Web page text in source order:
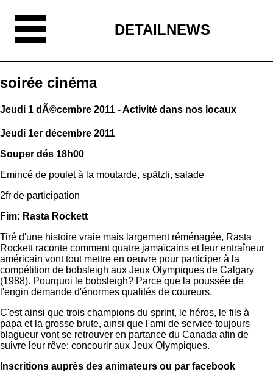
DETAILNEWS
soirée cinéma
Jeudi 1 dÃ©cembre 2011 - Activité dans nos locaux
Jeudi 1er décembre 2011
Souper dés 18h00
Emincé de poulet à la moutarde, spätzli, salade
2fr de participation
Fim: Rasta Rockett
Tiré d'une histoire vraie mais largement réménagée, Rasta
Rockett raconte comment quatre jamaïcains et leur entraîneur
américain vont tout mettre en oeuvre pour participer à la
compétition de bobsleigh aux Jeux Olympiques de Calgary
(1988). Pourquoi le bobsleigh? Parce que la poussée de
l'engin demande d'énormes qualités de coureurs.
C'est ainsi que trois champions du sprint, le héros, le fils à
papa et la grosse brute, ainsi que l'ami de service toujours
blagueur vont se retrouver en partance du Canada afin de
suivre leur rêve: concourir aux Jeux Olympiques.
Inscritions auprès des animateurs ou par facebook